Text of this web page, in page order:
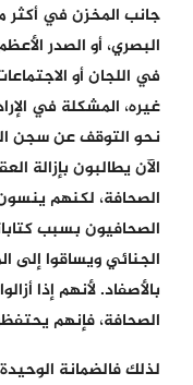
جانب المخزن في أكثر
البصري، أو الصدر
في اللجان أو
غيره، المشكلة في
نحو التوقف عن سجن
الآن يطالبون بإزالة
الصحافة، لكنهم
الصحافيون بسبب
الجنائي ويساقوا
بالأصفاد. لأنهم إذا
الصحافة، فإنهم
لذلك فالضمانة